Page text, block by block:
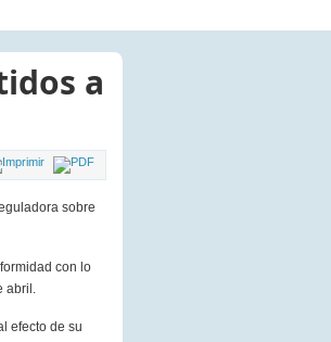
a
sobre
con lo
abril.
efecto de su